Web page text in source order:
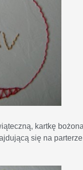
kartkę
się na